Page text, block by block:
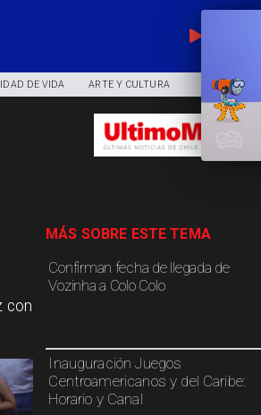
DE VIDA ARTE Y CULTURA COMUNIDAD
Confirman fecha de llegada de
Vozinha a Colo Colo
Inauguración Juegos
Centroamericanos y del Caribe:
Horario y Canal
MÁS SOBRE ESTE TEMA
con